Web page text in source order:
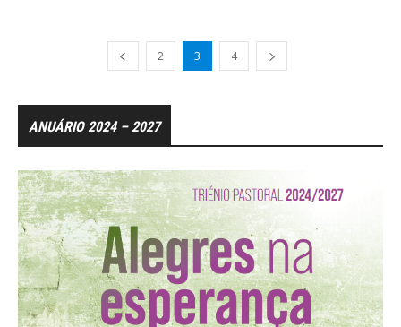
2 3 4
ANUÁRIO 2024 – 2027